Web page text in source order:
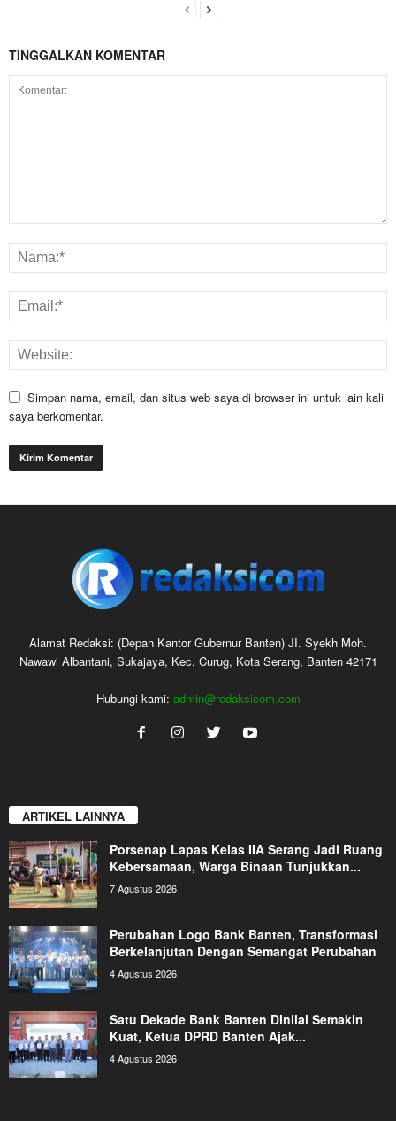
TINGGALKAN KOMENTAR
Simpan nama, email, dan situs web saya di browser ini untuk lain kali
saya berkomentar.
Alamat Redaksi: (Depan Kantor Gubernur Banten) JI. Syekh Moh.
Nawawi Albantani, Sukajaya, Kec. Curug, Kota Serang, Banten 42171
Hubungi kami: admin@redaksicom.com
ARTIKEL LAINNYA
Porsenap Lapas Kelas IIA Serang Jadi Ruang
Kebersamaan, Warga Binaan Tunjukkan...
7 Agustus 2026
Perubahan Logo Bank Banten, Transformasi
Berkelanjutan Dengan Semangat Perubahan
4 Agustus 2026
Satu Dekade Bank Banten Dinilai Semakin
Kuat, Ketua DPRD Banten Ajak...
4 Agustus 2026